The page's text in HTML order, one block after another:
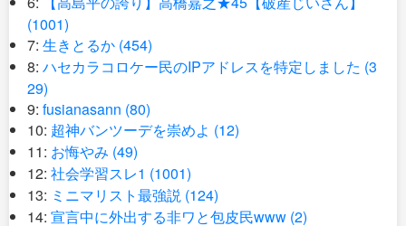
(1001)
7: 生きとるか (454)
8: ハセカラコロケー民のIPアドレスを特定しました (3
29)
9: fusianasann (80)
10: 超神バンツーデを崇めよ (12)
11: お悔やみ (49)
12: 社会学習スレ1 (1001)
13: ミニマリスト最強説 (124)
14: 宣言中に外出する非ワと包皮民www (2)